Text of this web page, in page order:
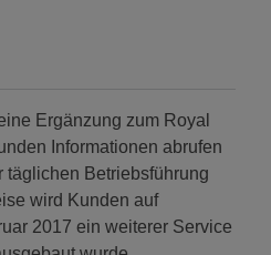
Ergänzung zum Royal
Informationen abrufen
täglichen Betriebsführung
wird Kunden auf
2017 ein weiterer Service